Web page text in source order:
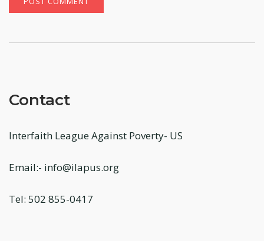
Contact
Interfaith League Against Poverty- US
Email:- info@ilapus.org
Tel: 502 855-0417